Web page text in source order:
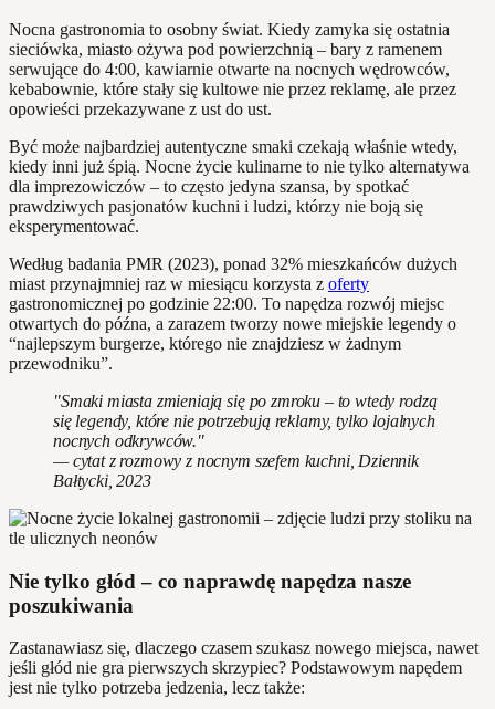
Nocna gastronomia to osobny świat. Kiedy zamyka się ostatnia
sieciówka, miasto ożywa pod powierzchnią – bary z ramenem
serwujące do 4:00, kawiarnie otwarte na nocnych wędrowców,
kebabownie, które stały się kultowe nie przez reklamę, ale przez
opowieści przekazywane z ust do ust.
Być może najbardziej autentyczne smaki czekają właśnie wtedy,
kiedy inni już śpią. Nocne życie kulinarne to nie tylko alternatywa
dla imprezowiczów – to często jedyna szansa, by spotkać
prawdziwych pasjonatów kuchni i ludzi, którzy nie boją się
eksperymentować.
Według badania PMR (2023), ponad 32% mieszkańców dużych
miast przynajmniej raz w miesiącu korzysta z oferty
gastronomicznej po godzinie 22:00. To napędza rozwój miejsc
otwartych do późna, a zarazem tworzy nowe miejskie legendy o
“najlepszym burgerze, którego nie znajdziesz w żadnym
przewodniku”.
"Smaki miasta zmieniają się po zmroku – to wtedy rodzą
się legendy, które nie potrzebują reklamy, tylko lojalnych
nocnych odkrywców."
— cytat z rozmowy z nocnym szefem kuchni, Dziennik
Bałtycki, 2023
Nie tylko głód – co naprawdę napędza nasze
poszukiwania
Zastanawiasz się, dlaczego czasem szukasz nowego miejsca, nawet
jeśli głód nie gra pierwszych skrzypiec? Podstawowym napędem
jest nie tylko potrzeba jedzenia, lecz także: